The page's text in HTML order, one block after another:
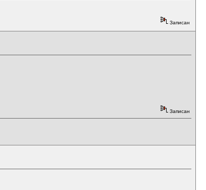
Записан
Записан